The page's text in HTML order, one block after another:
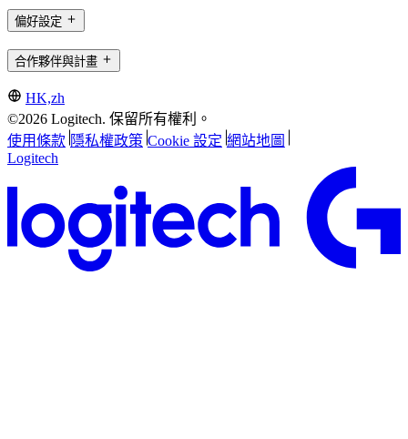
偏好設定
合作夥伴與計畫
HK,zh
©2026 Logitech. 保留所有權利。
使用條款 隱私權政策 Cookie 設定 網站地圖
Logitech